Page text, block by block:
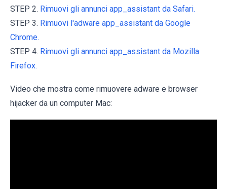
STEP 2. Rimuovi gli annunci app_assistant da Safari.
STEP 3. Rimuovi l'adware app_assistant da Google
Chrome.
STEP 4. Rimuovi gli annunci app_assistant da Mozilla
Firefox.
Video che mostra come rimuovere adware e browser
hijacker da un computer Mac: